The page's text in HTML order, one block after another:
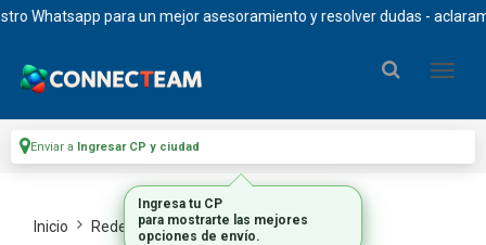
Whatsapp para un mejor asesoramiento y resolver dudas -
Enviar a Ingresar CP y ciudad
Inicio Redes Access Points
Ingresa tu CP
para mostrarte las mejores
opciones de envío.